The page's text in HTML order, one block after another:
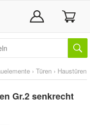
› Türen › Haustüren
Gr.2 senkrecht